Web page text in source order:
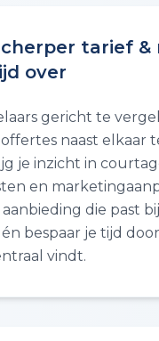
tarief &
over
gericht te
naast elkaar
je inzicht in
en
aanbieding die past
bespaar je tijd
vindt.